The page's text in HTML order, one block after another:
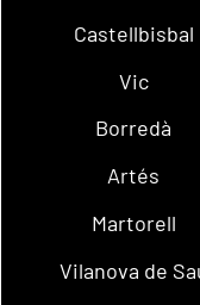
Castellbisbal
Vic
Borredà
Artés
Martorell
Vilanova de